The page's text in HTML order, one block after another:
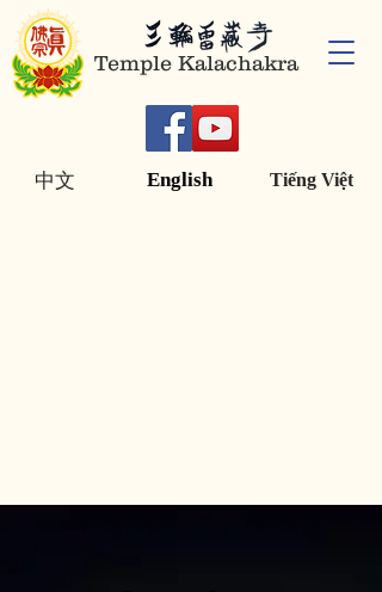
Temple Kalachakra
English Tiếng Việt
中文